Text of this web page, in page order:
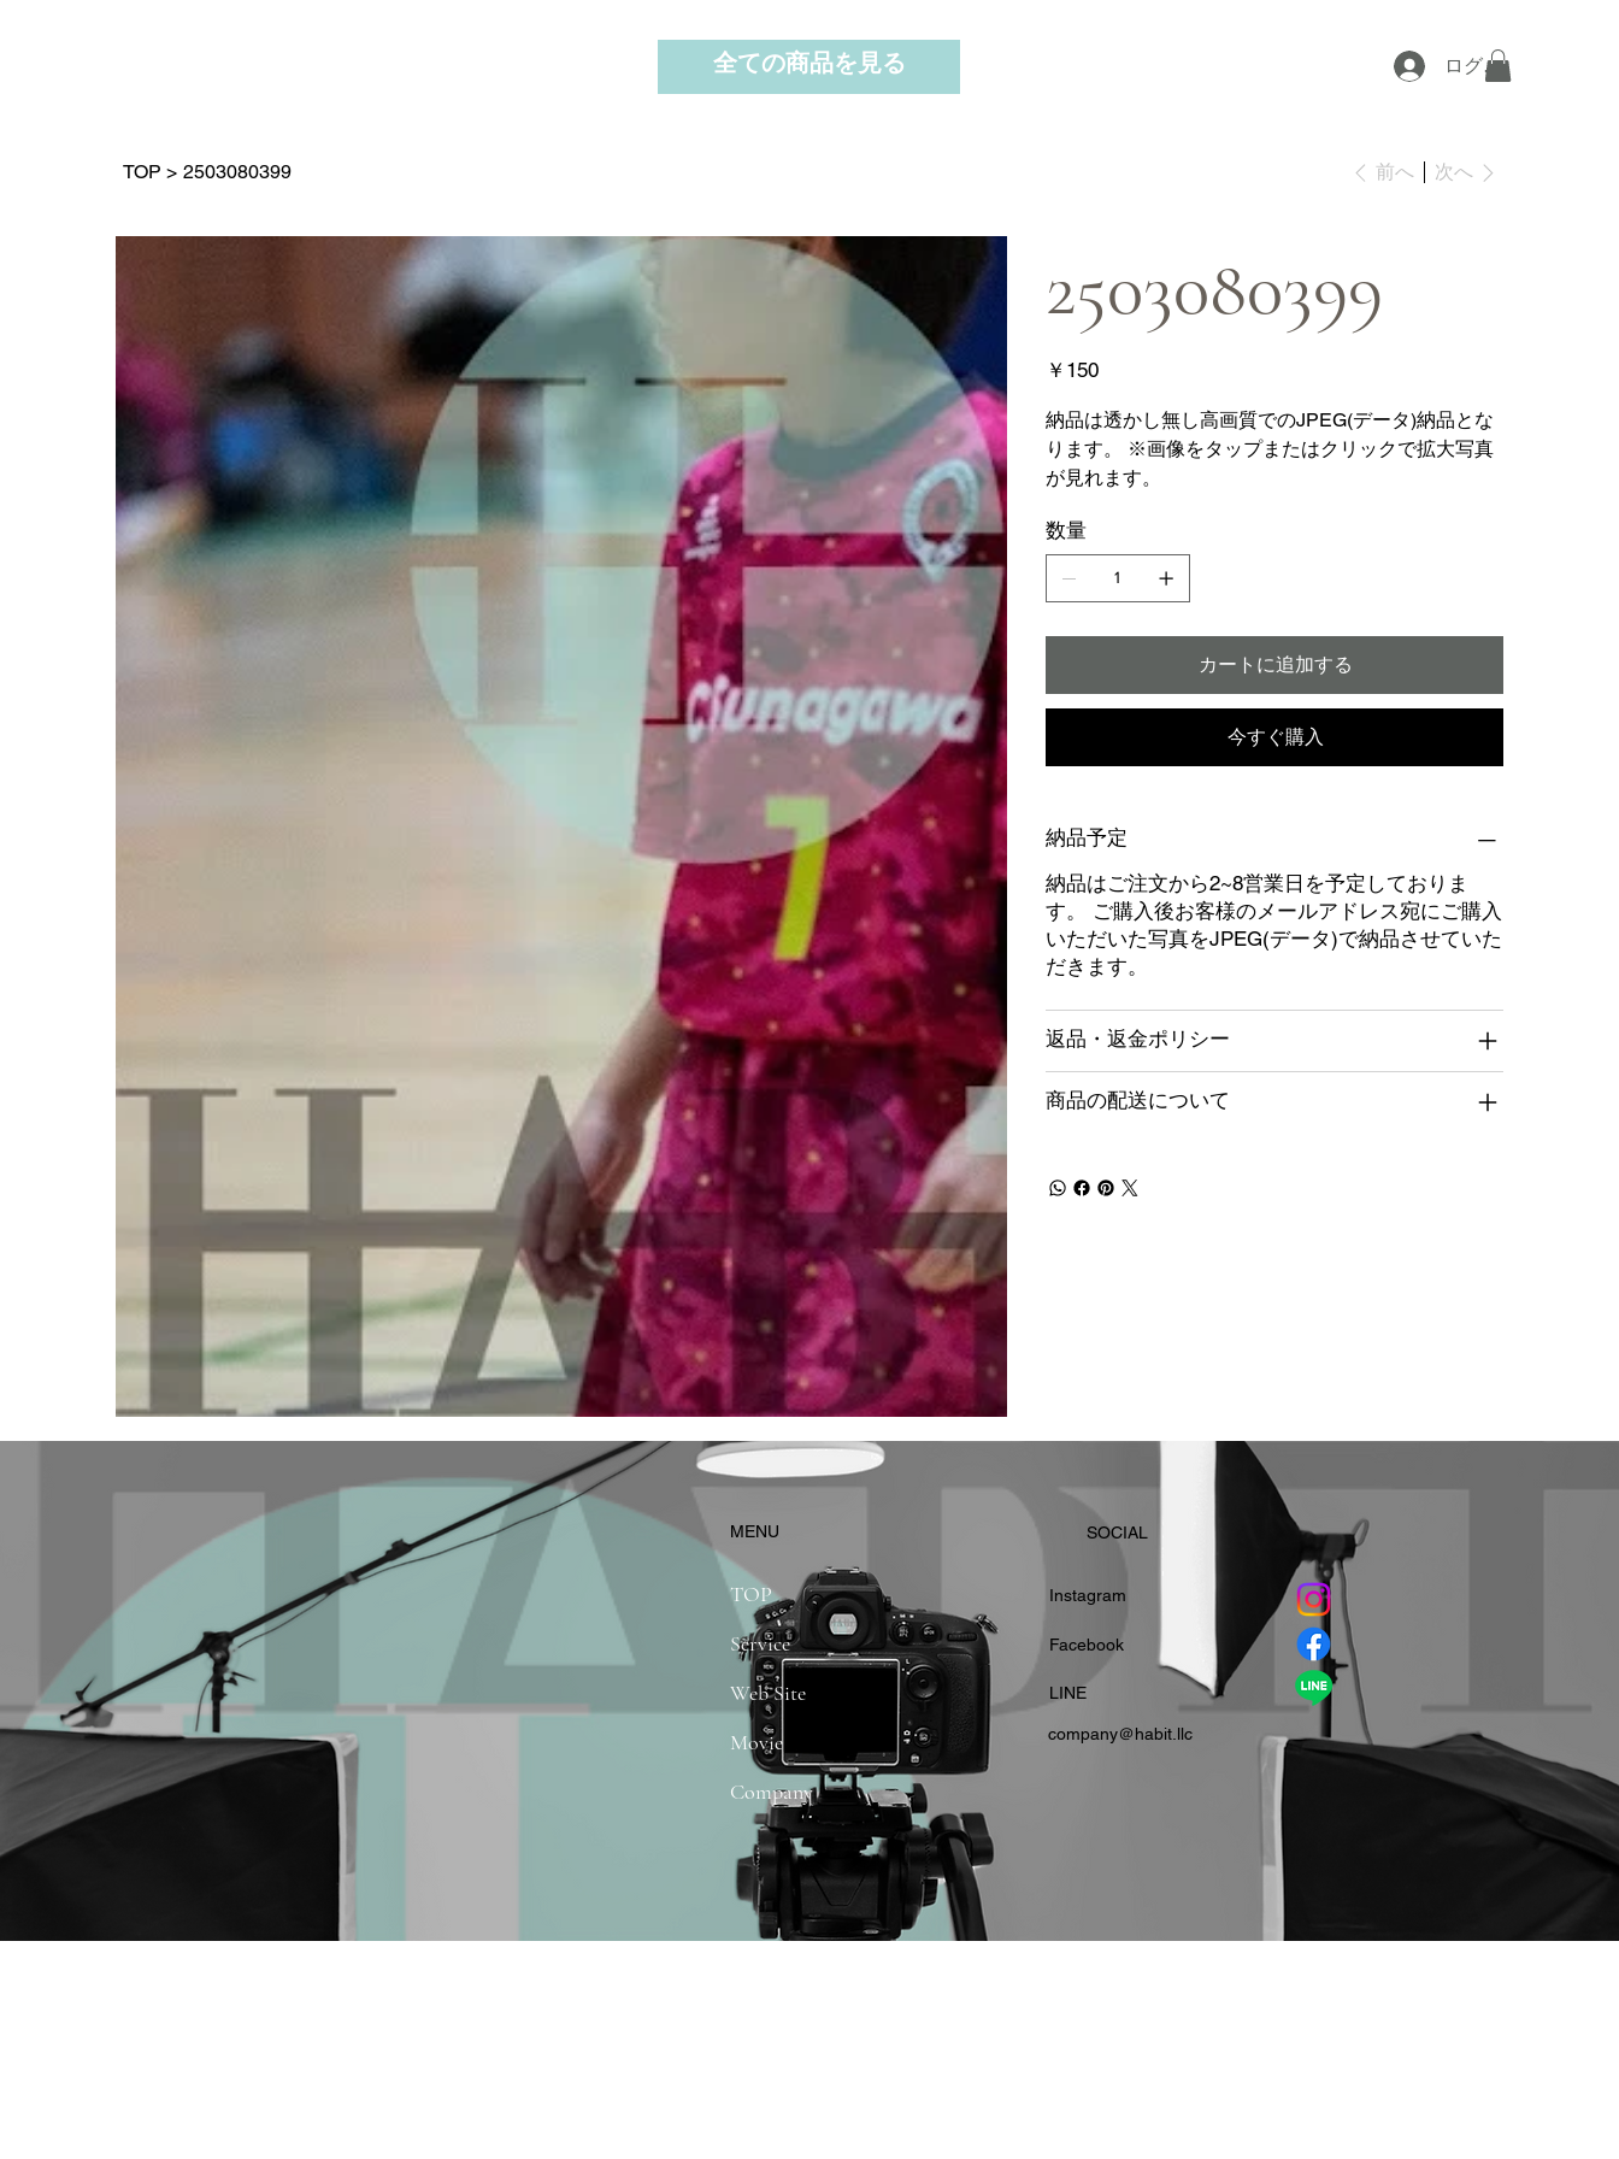
ログイン
全ての商品を見る
TOP > 2503080399 前へ 次へ
2503080399
価
格
￥150
納品は透かし無し高画質でのJPEG(データ)納品とな
ります。 ※画像をタップまたはクリックで拡大写真
が見れます。
数量
カートに追加する
今すぐ購入
納品予定
納品はご注文から2~8営業日を予定しておりま
す。 ご購入後お客様のメールアドレス宛にご購入
いただいた写真をJPEG(データ)で納品させていた
だきます。
返品・返金ポリシー
商品の配送について
​MENU
TOP
Service
Web Site
Movie
Company
​SOCIAL
Instagram
​Facebook
​LINE
company＠habit.llc